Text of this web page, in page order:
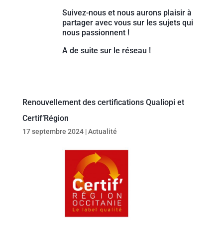
Suivez-nous et nous aurons plaisir à
partager avec vous sur les sujets qui
nous passionnent !
A de suite sur le réseau !
Renouvellement des certifications Qualiopi et
Certif’Région
17 septembre 2024|Actualité